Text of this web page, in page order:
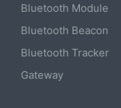
Bluetooth Module
Bluetooth Beacon
Bluetooth Tracker
Gateway